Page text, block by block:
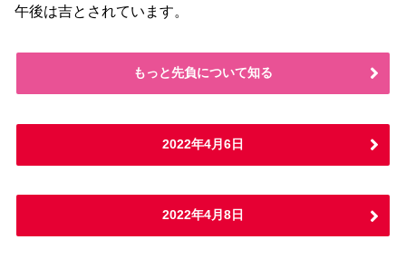
午後は吉とされています。
もっと先負について知る
2022年4月6日
2022年4月8日